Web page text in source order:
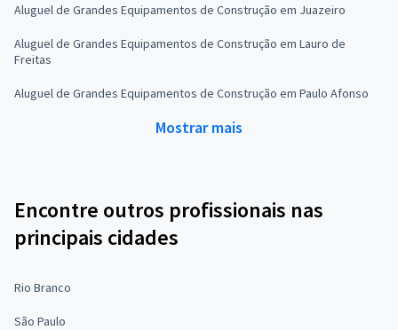
Aluguel de Grandes Equipamentos de Construção em Juazeiro
Aluguel de Grandes Equipamentos de Construção em Lauro de
Freitas
Aluguel de Grandes Equipamentos de Construção em Paulo Afonso
Mostrar mais
Encontre outros profissionais nas
principais cidades
Rio Branco
São Paulo